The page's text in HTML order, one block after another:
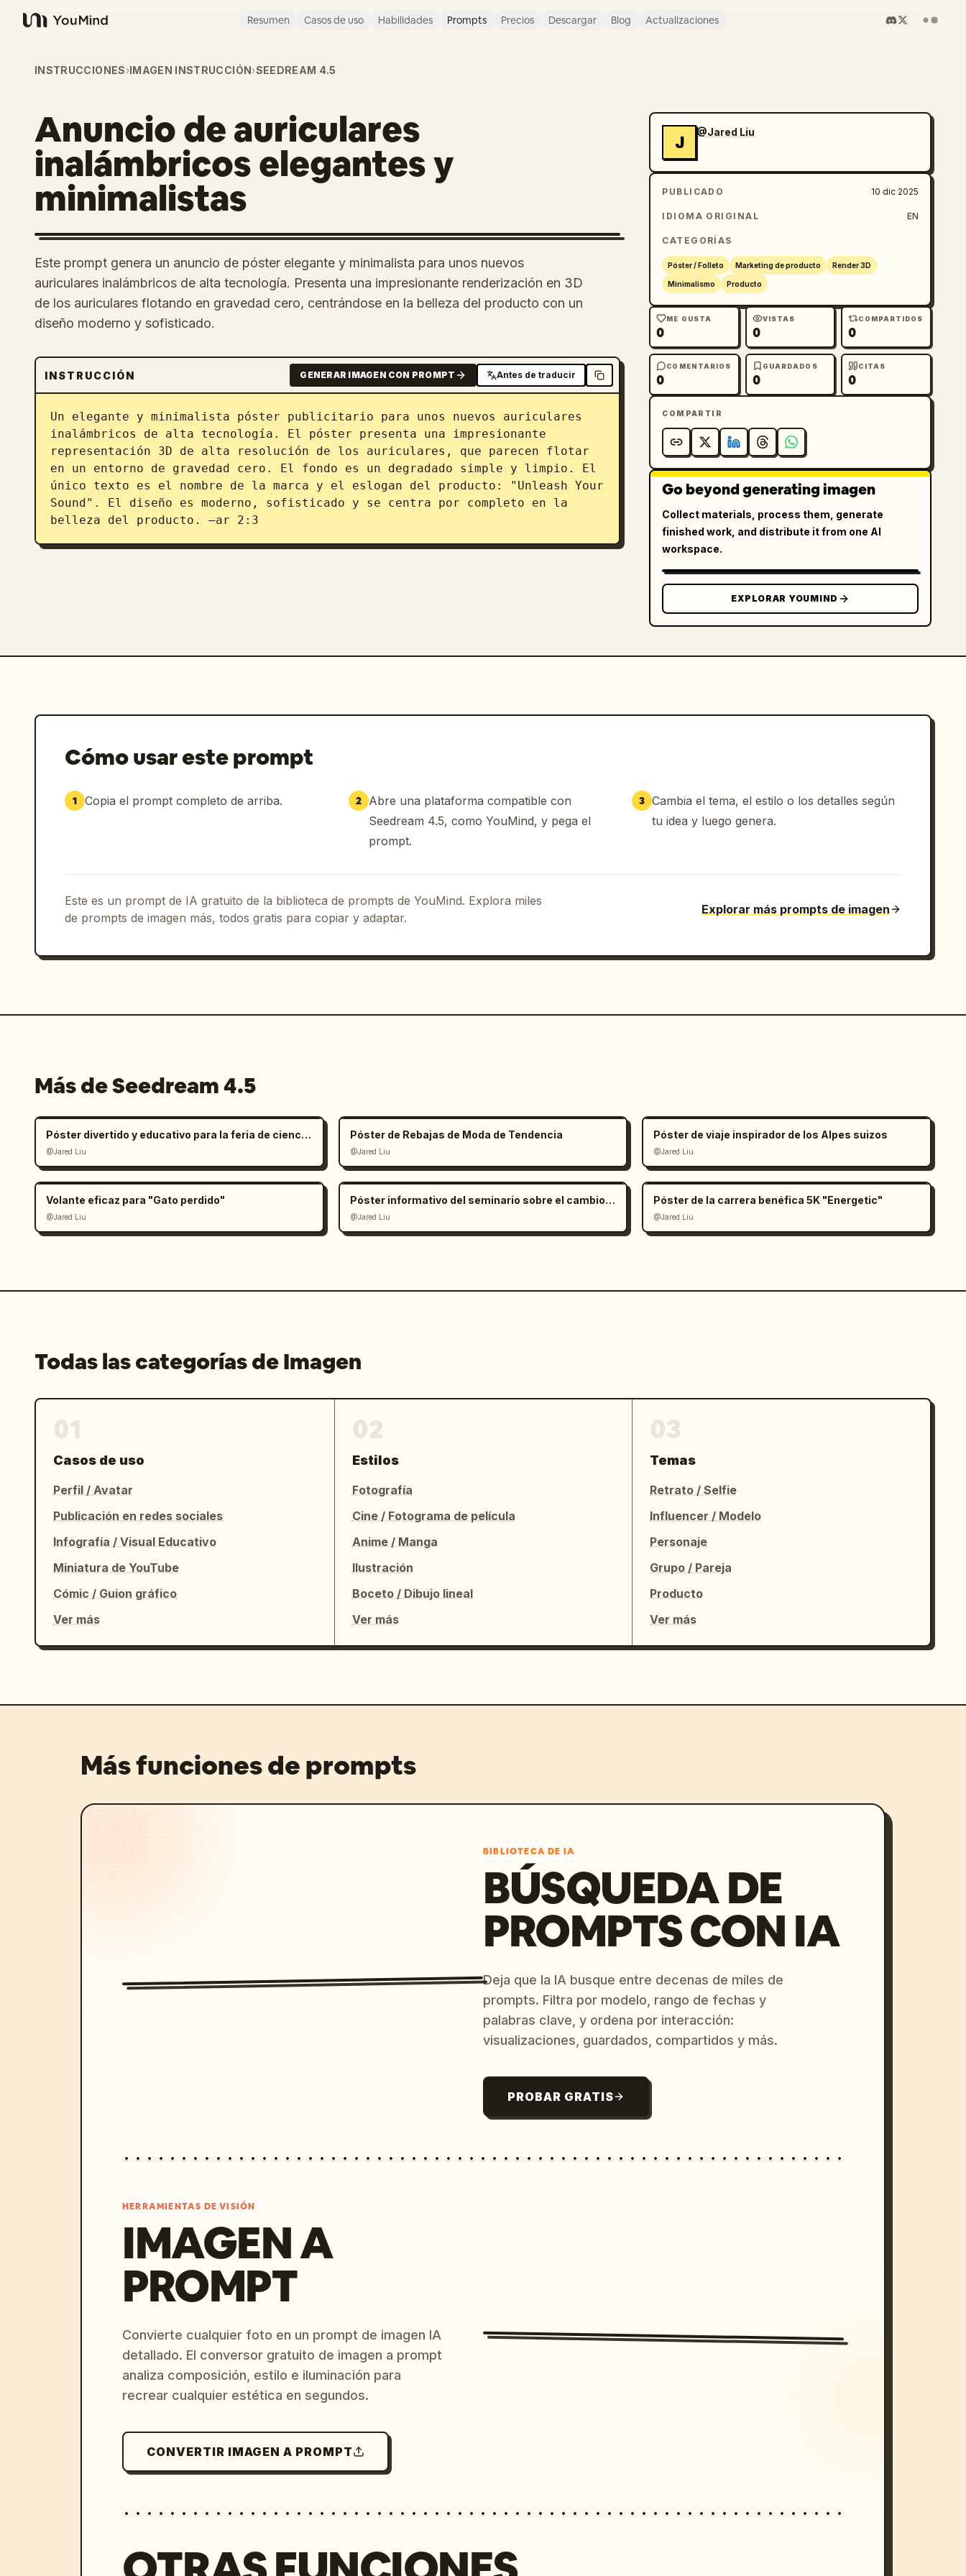
YouMind
Resumen Casos de uso Habilidades Prompts Precios Descargar Blog Actualizaciones
INSTRUCCIONES›IMAGEN INSTRUCCIÓN›SEEDREAM 4.5
Anuncio de auriculares
inalámbricos elegantes y
minimalistas
Este prompt genera un anuncio de póster elegante y minimalista para unos nuevos
auriculares inalámbricos de alta tecnología. Presenta una impresionante renderización en 3D
de los auriculares flotando en gravedad cero, centrándose en la belleza del producto con un
diseño moderno y sofisticado.
INSTRUCCIÓN GENERAR IMAGEN CON PROMPT Antes de traducir
Un elegante y minimalista póster publicitario para unos nuevos auriculares
inalámbricos de alta tecnología. El póster presenta una impresionante
representación 3D de alta resolución de los auriculares, que parecen flotar
en un entorno de gravedad cero. El fondo es un degradado simple y limpio. El
único texto es el nombre de la marca y el eslogan del producto: "Unleash Your
Sound". El diseño es moderno, sofisticado y se centra por completo en la
belleza del producto. –ar 2:3
J
@Jared Liu
PUBLICADO 10 dic 2025
IDIOMA ORIGINAL EN
CATEGORÍAS
Póster / Folleto Marketing de producto Render 3D
Minimalismo Producto
ME GUSTA
0
VISTAS
0
COMPARTIDOS
0
COMENTARIOS
0
GUARDADOS
0
CITAS
0
COMPARTIR
Go beyond generating imagen
Collect materials, process them, generate
finished work, and distribute it from one AI
workspace.
EXPLORAR YOUMIND
Cómo usar este prompt
1 Copia el prompt completo de arriba. 2 Abre una plataforma compatible con
Seedream 4.5, como YouMind, y pega el
prompt.
3 Cambia el tema, el estilo o los detalles según
tu idea y luego genera.
Este es un prompt de IA gratuito de la biblioteca de prompts de YouMind. Explora miles
de prompts de imagen más, todos gratis para copiar y adaptar.
Explorar más prompts de imagen
Más de Seedream 4.5
Póster divertido y educativo para la feria de ciencias infantil
@Jared Liu
Póster de Rebajas de Moda de Tendencia
@Jared Liu
Póster de viaje inspirador de los Alpes suizos
@Jared Liu
Volante eficaz para "Gato perdido"
@Jared Liu
Póster informativo del seminario sobre el cambio climático
@Jared Liu
Póster de la carrera benéfica 5K "Energetic"
@Jared Liu
Todas las categorías de Imagen
Casos de uso
Perfil / Avatar
Publicación en redes sociales
Infografía / Visual Educativo
Miniatura de YouTube
Cómic / Guion gráfico
Ver más
Estilos
Fotografía
Cine / Fotograma de película
Anime / Manga
Ilustración
Boceto / Dibujo lineal
Ver más
Temas
Retrato / Selfie
Influencer / Modelo
Personaje
Grupo / Pareja
Producto
Ver más
Más funciones de prompts
BIBLIOTECA DE IA
BÚSQUEDA DE
PROMPTS CON IA
Deja que la IA busque entre decenas de miles de
prompts. Filtra por modelo, rango de fechas y
palabras clave, y ordena por interacción:
visualizaciones, guardados, compartidos y más.
PROBAR GRATIS
HERRAMIENTAS DE VISIÓN
IMAGEN A
PROMPT
Convierte cualquier foto en un prompt de imagen IA
detallado. El conversor gratuito de imagen a prompt
analiza composición, estilo e iluminación para
recrear cualquier estética en segundos.
CONVERTIR IMAGEN A PROMPT